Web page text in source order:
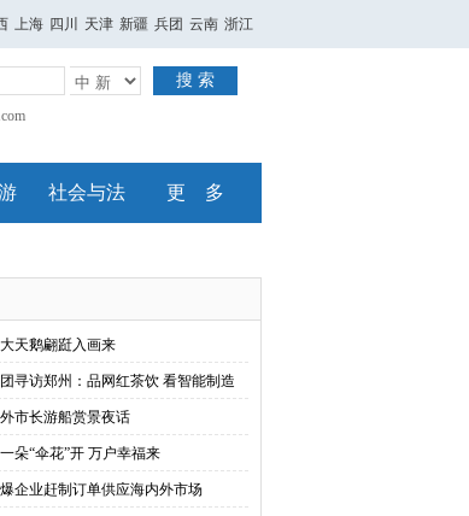
上海 四川 天津 新疆 兵团 云南 浙江
搜 索
社会与法 更 多
天鹅翩跹入画来
寻访郑州：品网红茶饮 看智能制造
市长游船赏景夜话
朵“伞花”开 万户幸福来
企业赶制订单供应海内外市场